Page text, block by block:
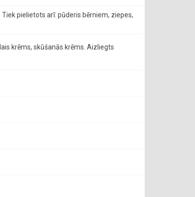
pielietots arī: pūderis bērniem, ziepes,
krēms, skūšanās krēms. Aizliegts